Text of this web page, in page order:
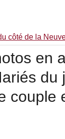
côté de la
en
couple